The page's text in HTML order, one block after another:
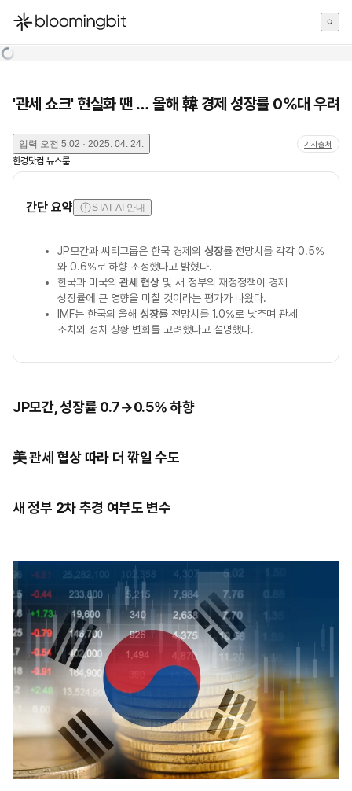
한국어
'관세 쇼크' 현실화 땐 … 올해 韓 경제 성장률 0%대 우려
입력 오전 5:02 · 2025. 04. 24. 기사출처
한경닷컴 뉴스룸
간단 요약 STAT AI 안내
JP모간과 씨티그룹은 한국 경제의 성장률전망치를 각각 0.5%
와 0.6%로 하향 조정했다고 밝혔다.
한국과 미국의관세 협상 및 새 정부의 재정정책이 경제
성장률에 큰 영향을 미칠 것이라는 평가가 나왔다.
IMF는 한국의 올해성장률전망치를 1.0%로 낮추며 관세
조치와 정치 상황 변화를 고려했다고 설명했다.
JP모간, 성장률 0.7→0.5% 하향
美 관세 협상 따라 더 깎일 수도
새 정부 2차 추경 여부도 변수